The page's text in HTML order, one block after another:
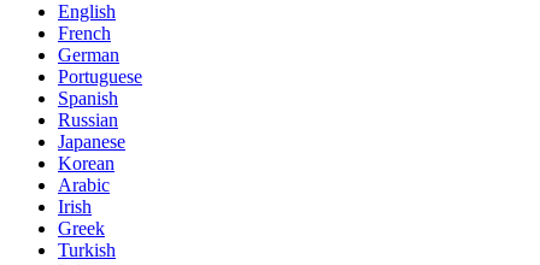
English
French
German
Portuguese
Spanish
Russian
Japanese
Korean
Arabic
Irish
Greek
Turkish